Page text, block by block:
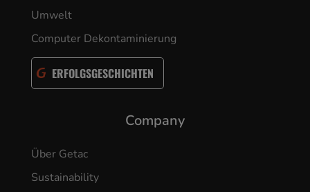
Umwelt
Computer Dekontaminierung
ERFOLGSGESCHICHTEN
Company
Über Getac
Sustainability